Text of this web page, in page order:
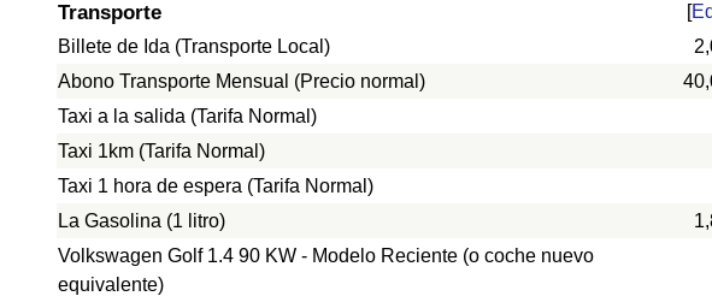
Transporte [
Billete de Ida (Transporte Local)
Abono Transporte Mensual (Precio normal)
Taxi a la salida (Tarifa Normal)
Taxi 1km (Tarifa Normal)
Taxi 1 hora de espera (Tarifa Normal)
La Gasolina (1 litro)
Volkswagen Golf 1.4 90 KW - Modelo Reciente (o coche nuevo
equivalente)